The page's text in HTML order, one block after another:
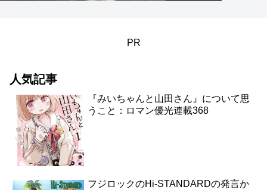
PR
人気記事
『みいちゃんと山田さん』について思
うこと：ロマン優光連載368
フジロックのHi-STANDARDの発言か